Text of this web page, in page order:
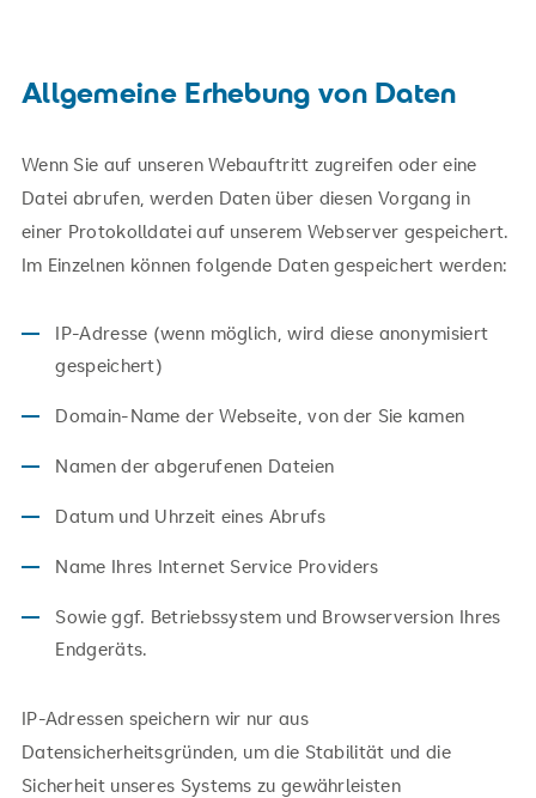
Allgemeine Erhebung von Daten
Wenn Sie auf unseren Webauftritt zugreifen oder eine
Datei abrufen, werden Daten über diesen Vorgang in
einer Protokolldatei auf unserem Webserver gespeichert.
Im Einzelnen können folgende Daten gespeichert werden:
IP-Adresse (wenn möglich, wird diese anonymisiert
gespeichert)
Domain-Name der Webseite, von der Sie kamen
Namen der abgerufenen Dateien
Datum und Uhrzeit eines Abrufs
Name Ihres Internet Service Providers
Sowie ggf. Betriebssystem und Browserversion Ihres
Endgeräts.
IP-Adressen speichern wir nur aus
Datensicherheitsgründen, um die Stabilität und die
Sicherheit unseres Systems zu gewährleisten